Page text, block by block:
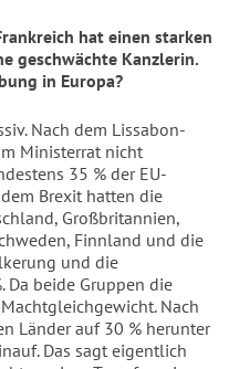
hat einen starken
geschwächte Kanzlerin.
in Europa?
Nach dem Lissabon-
Ministerrat nicht
35 % der EU-
Brexit hatten die
Großbritannien,
Finnland und die
und die
Da beide Gruppen die
Nach
Länder auf 30 % herunter
Das sagt eigentlich